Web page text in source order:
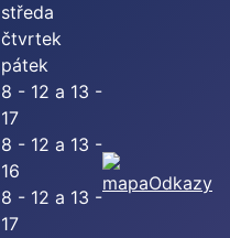
středa
čtvrtek
pátek
8 - 12 a 13 -
17
8 - 12 a 13 -
16
8 - 12 a 13 -
17
Odkazy